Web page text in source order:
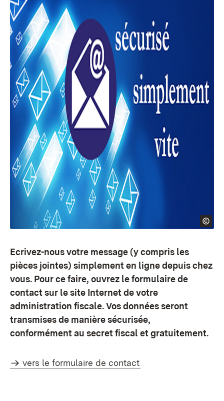
Ecrivez-nous votre message (y compris les
pièces jointes) simplement en ligne depuis chez
vous. Pour ce faire, ouvrez le formulaire de
contact sur le site Internet de votre
administration fiscale. Vos données seront
transmises de manière sécurisée,
conformément au secret fiscal et gratuitement.
vers le formulaire de contact